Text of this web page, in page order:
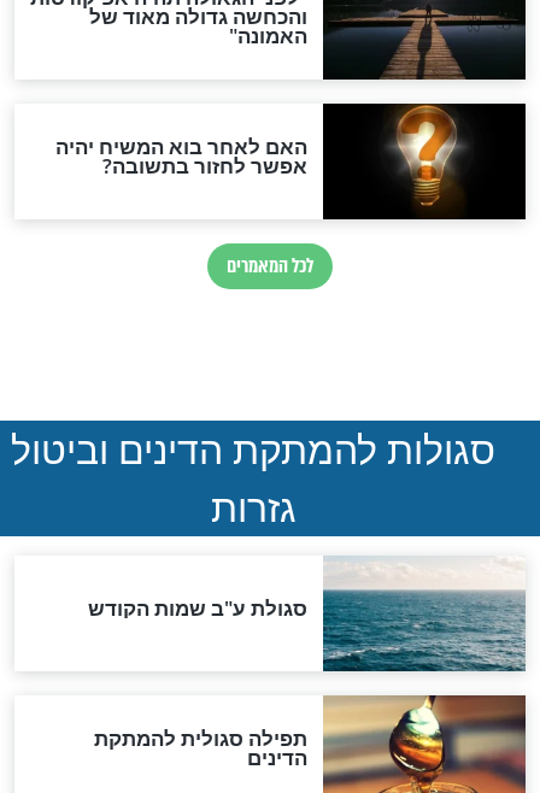
ואיראן: בלי שקיפות ועם הרבה
סימני שאלה
המסמך האבוד שנחשף
הנדיר של הרשב"ם התגלה
"נביא בעיר": מכירת המחלה
לגוי והוספת השם חזקיהו
לרפואת הרב דב הכהן קוק
לכל המאמרים
אחרית הימים